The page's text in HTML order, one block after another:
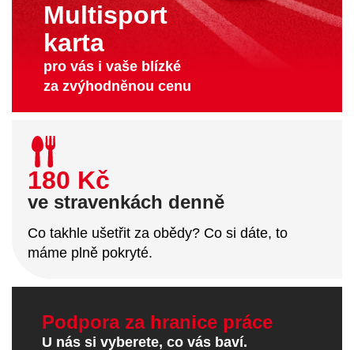
Multisport
karta
pro vás i vaše blízké
za zvýhodněnou cenu
180 Kč
ve stravenkách denně
Co takhle ušetřit za obědy? Co si dáte, to
máme plně pokryté.
Podpora za hranice práce
U nás si vyberete, co vás baví.